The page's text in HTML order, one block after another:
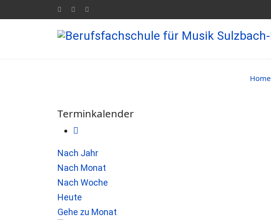
Home
Terminkalender
Nach Jahr
Nach Monat
Nach Woche
Heute
Gehe zu Monat